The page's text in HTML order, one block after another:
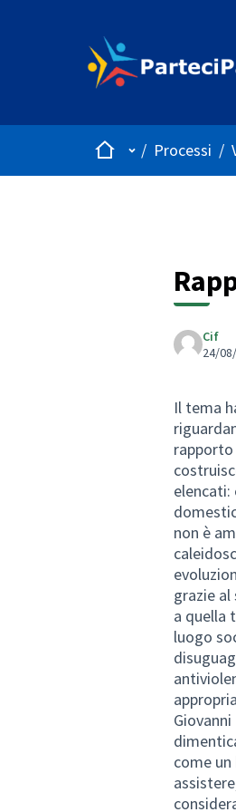
HomeMenù principale
/ Processi /
Cif
24/
Il tema
non è
grazie
a quella
luogo
come